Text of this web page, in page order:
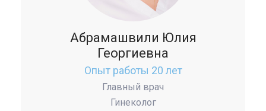
Абрамашвили Юлия
Георгиевна
Опыт работы 20 лет
Главный врач
Гинеколог